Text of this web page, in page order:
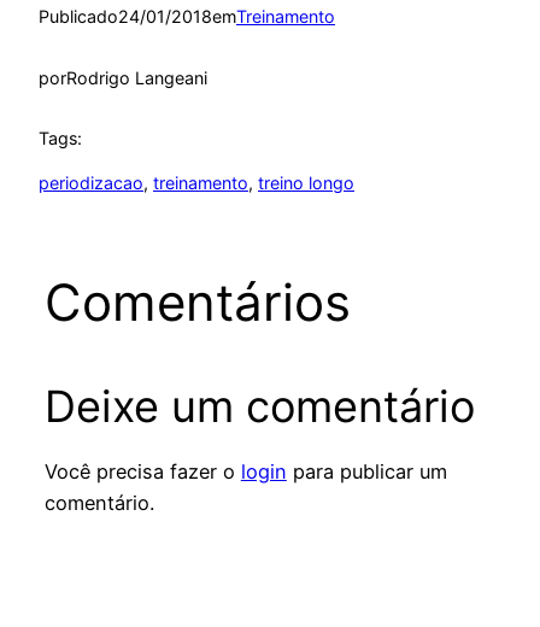
Publicado24/01/2018emTreinamento
porRodrigo Langeani
Tags:
periodizacao, treinamento, treino longo
Comentários
Deixe um comentário
Você precisa fazer o login para publicar um
comentário.